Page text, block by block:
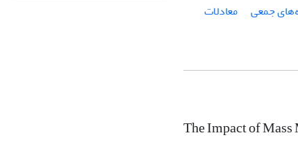
جمعی
معادلات
The Impact of